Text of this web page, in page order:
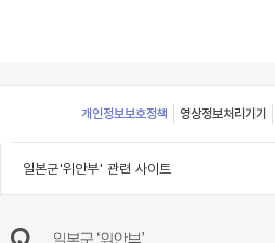
Footer
개인정보보호정책 영상정보처리기기
일본군'위안부' 관련 사이트